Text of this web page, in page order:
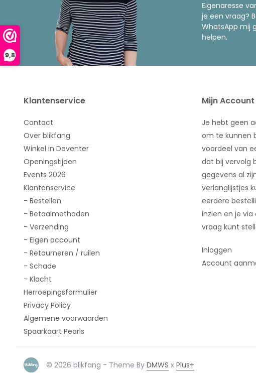
9,8
Eigenaresse
je een vraag?
WhatsApp mij
helpen.
Klantenservice
Contact
Over blikfang
Winkel in Deventer
Openingstijden
Events 2026
Klantenservice
- Bestellen
- Betaalmethoden
- Verzending
- Eigen account
- Retourneren / ruilen
- Schade
- Klacht
Herroepingsformulier
Privacy Policy
Algemene voorwaarden
Spaarkaart Pearls
Mijn Account
Je hebt geen
om te kunnen
voordeel van
dat bij vervolg
gegevens al
verlanglijstjes
eerdere
inzien en je
vraag kunt
Inloggen
Account
© 2026 blikfang - Theme By DMWS x Plus+